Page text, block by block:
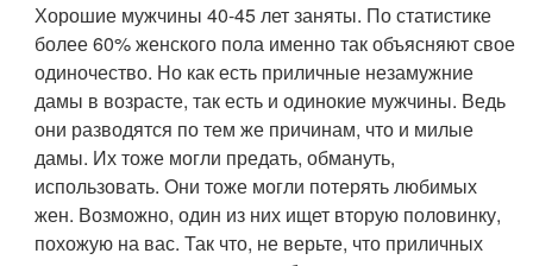
Хорошие мужчины 40-45 лет заняты. По статистике
более 60% женского пола именно так объясняют свое
одиночество. Но как есть приличные незамужние
дамы в возрасте, так есть и одинокие мужчины. Ведь
они разводятся по тем же причинам, что и милые
дамы. Их тоже могли предать, обмануть,
использовать. Они тоже могли потерять любимых
жен. Возможно, один из них ищет вторую половинку,
похожую на вас. Так что, не верьте, что приличных